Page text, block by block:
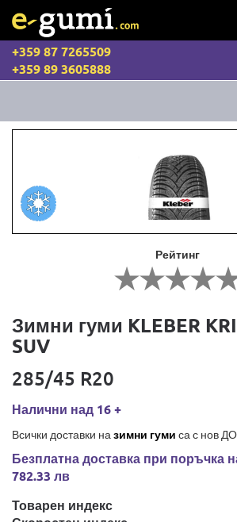
+359 87 7265509
+359 89 3605888
Рейтинг
Зимни гуми KLEBER
SUV
285/45 R20
Налични над 16 +
Всички доставки на зимни гуми са с нов
Безплатна доставка при поръчка
782.33 лв
Товарен индекс